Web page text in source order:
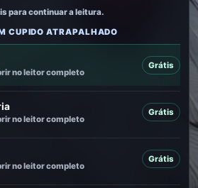
para continuar a leitura.
CUPIDO ATRAPALHADO
no leitor completo
Grátis
no leitor completo
Grátis
no leitor completo
Grátis